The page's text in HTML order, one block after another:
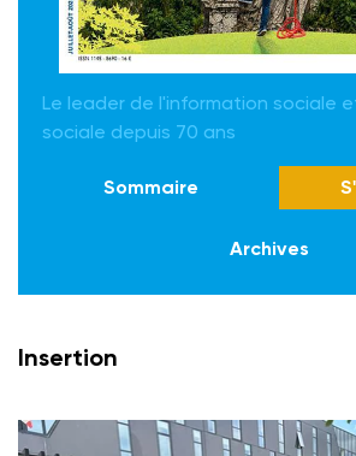
Le leader de l'information sociale
sociale depuis 70 ans
Sommaire
Archives
Insertion